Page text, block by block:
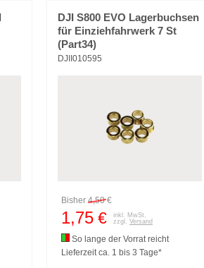
DJI S800 EVO Lagerbuchsen
für Einziehfahrwerk 7 St
(Part34)
DJII010595
Bisher 4,50€
1,75 €
inkl. MwSt.
zzgl. Versand
So lange der Vorrat reicht
Lieferzeit ca. 1 bis 3 Tage*